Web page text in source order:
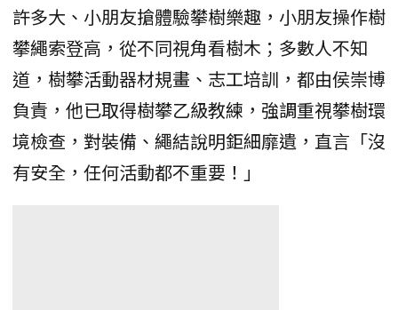
許多大、小朋友搶體驗攀樹樂趣，小朋友操作樹
攀繩索登高，從不同視角看樹木；多數人不知
道，樹攀活動器材規畫、志工培訓，都由侯崇博
負責，他已取得樹攀乙級教練，強調重視攀樹環
境檢查，對裝備、繩結說明鉅細靡遺，直言「沒
有安全，任何活動都不重要！」